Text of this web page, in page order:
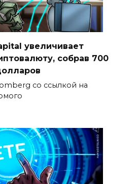
увеличивает
собрав 700
со ссылкой на